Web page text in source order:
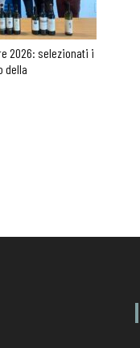
2026: selezionati i
della